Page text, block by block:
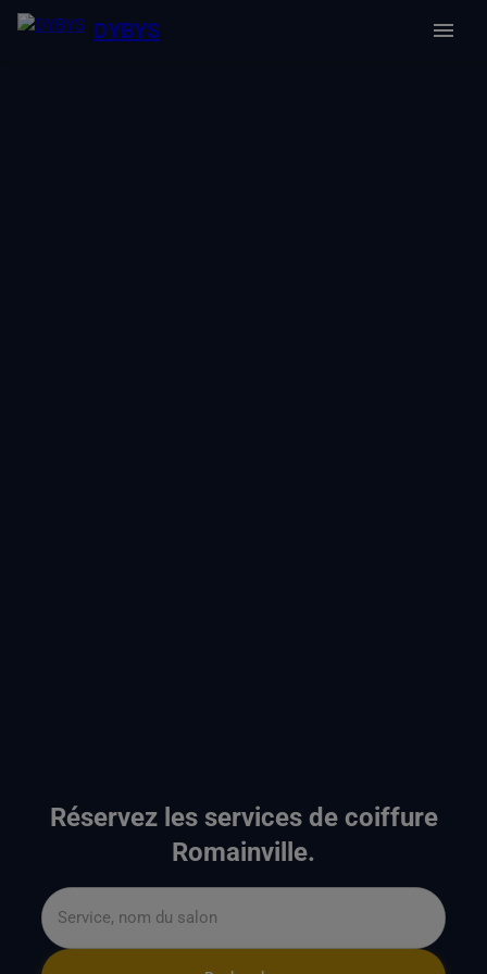
DYBYS
Réservez les services de coiffure
Romainville.